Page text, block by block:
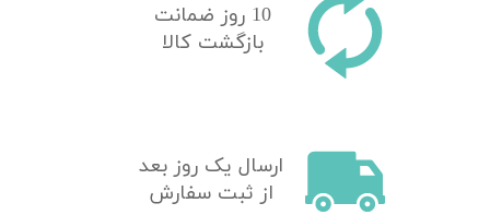
10 روز ضمانت
بازگشت کالا
​ارسال یک روز بعد
از ثبت سفارش